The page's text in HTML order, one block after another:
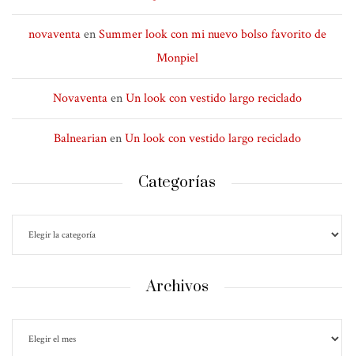
novaventaenSummer look con mi nuevo bolso favorito de
Monpiel
NovaventaenUn look con vestido largo reciclado
BalnearianenUn look con vestido largo reciclado
Categorías
Archivos